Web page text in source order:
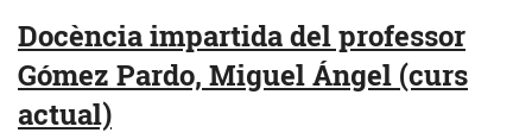
Docència impartida del professor
Gómez Pardo, Miguel Ángel (curs
actual)